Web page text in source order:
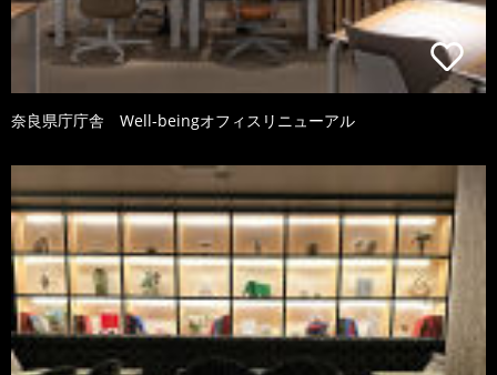
奈良県庁庁舎 Well-beingオフィスリニューアル